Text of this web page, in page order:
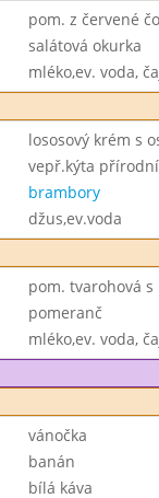
pom. z červené
salátová okurka
mléko,ev. voda,
lososový krém s
vepř.kýta
brambory
džus,ev.voda
pom. tvarohová
pomeranč
mléko,ev. voda,
vánočka
banán
bílá káva